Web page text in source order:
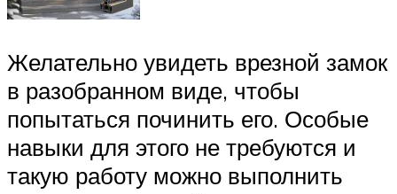
Желательно увидеть врезной замок
в разобранном виде, чтобы
попытаться починить его. Особые
навыки для этого не требуются и
такую работу можно выполнить